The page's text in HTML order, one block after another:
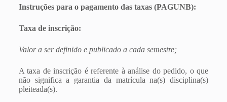
Instruções para o pagamento das taxas (PAGUNB):
Taxa de inscrição:
Valor a ser definido e publicado a cada semestre;
A taxa de inscrição é referente à análise do pedido, o que
não significa a garantia da matrícula na(s) disciplina(s)
pleiteada(s).